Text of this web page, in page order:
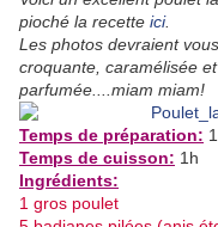
pioché la recette ici.
Les photos devraient
croquante, caramélisée
parfumée....miam miam!
Temps de préparation:
Temps de cuisson: 1h
Ingrédients:
1 gros poulet